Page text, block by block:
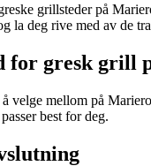
grillsteder på
la deg rive med av de
for gresk grill
velge mellom på
best for deg.